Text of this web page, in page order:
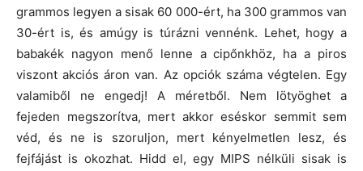
grammos legyen a sisak 60 000-ért, ha 300 grammos van
30-ért is, és amúgy is túrázni vennénk. Lehet, hogy a
babakék nagyon menő lenne a cipőnkhöz, ha a piros
viszont akciós áron van. Az opciók száma végtelen. Egy
valamiből ne engedj! A méretből. Nem lötyöghet a
fejeden megszorítva, mert akkor eséskor semmit sem
véd, és ne is szoruljon, mert kényelmetlen lesz, és
fejfájást is okozhat. Hidd el, egy MIPS nélküli sisak is